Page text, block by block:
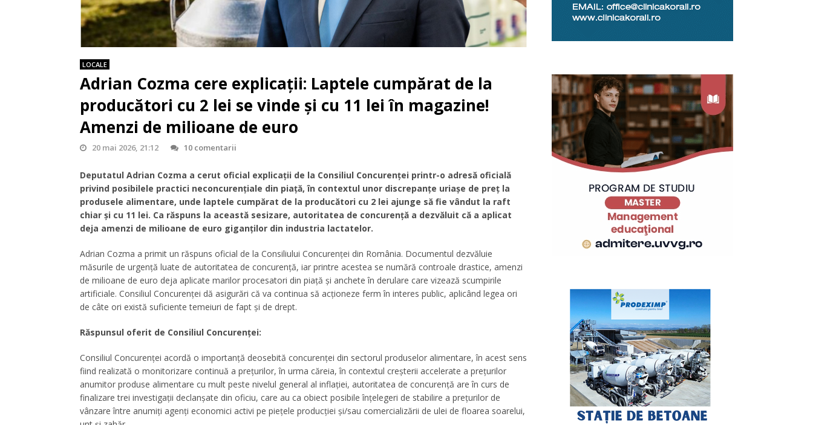
LOCALE
Adrian Cozma cere explicații: Laptele cumpărat de la
producători cu 2 lei se vinde și cu 11 lei în magazine!
Amenzi de milioane de euro
20 mai 2026, 21:12 10 comentarii
Deputatul Adrian Cozma a cerut oficial explicații de la Consiliul Concurenței printr-o adresă oficială
privind posibilele practici neconcurențiale din piață, în contextul unor discrepanțe uriașe de preț la
produsele alimentare, unde laptele cumpărat de la producători cu 2 lei ajunge să fie vândut la raft
chiar și cu 11 lei. Ca răspuns la această sesizare, autoritatea de concurență a dezvăluit că a aplicat
deja amenzi de milioane de euro giganților din industria lactatelor.
Adrian Cozma a primit un răspuns oficial de la Consiliului Concurenței din România. Documentul dezvăluie
măsurile de urgență luate de autoritatea de concurență, iar printre acestea se numără controale drastice, amenzi
de milioane de euro deja aplicate marilor procesatori din piață și anchete în derulare care vizează scumpirile
artificiale. Consiliul Concurenței dă asigurări că va continua să acționeze ferm în interes public, aplicând legea ori
de câte ori există suficiente temeiuri de fapt și de drept.
Răspunsul oferit de Consiliul Concurenței:
Consiliul Concurenței acordă o importanță deosebită concurenței din sectorul produselor alimentare, în acest sens
fiind realizată o monitorizare continuă a prețurilor, în urma căreia, în contextul creșterii accelerate a prețurilor
anumitor produse alimentare cu mult peste nivelul general al inflației, autoritatea de concurență are în curs de
finalizare trei investigații declanşate din oficiu, care au ca obiect posibile înțelegeri de stabilire a prețurilor de
vânzare între anumiți agenți economici activi pe piețele producției şi/sau comercializării de ulei de floarea soarelui,